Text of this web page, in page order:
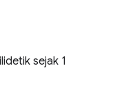
sejak 1